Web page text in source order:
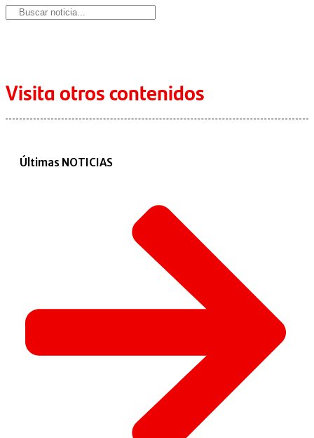
Visita otros contenidos
Últimas NOTICIAS